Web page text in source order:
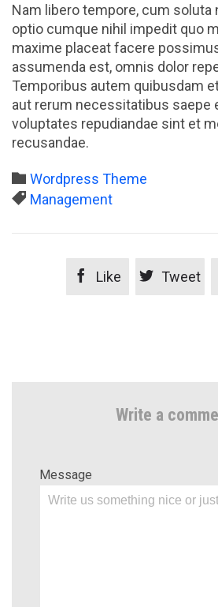
Nam libero tempore, cum soluta
optio cumque nihil impedit quo
maxime placeat facere
assumenda est, omnis dolor
Temporibus autem quibusdam
aut rerum necessitatibus saepe
voluptates repudiandae sint et
recusandae.
 Category
Wordpress Theme
 Tags
Management
 Like  Tweet
Write a
Message